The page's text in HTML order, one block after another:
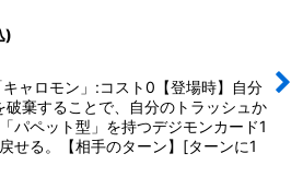
)
キャロモン」:コスト0【登場時】自分
破棄することで、自分のトラッシュか
パペット型」を持つデジモンカード1
せる。【相手のターン】[ターンに1